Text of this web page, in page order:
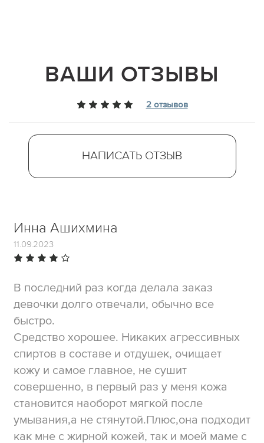
ВАШИ ОТЗЫВЫ
2 отзывов
НАПИСАТЬ ОТЗЫВ
Инна Ашихмина
11.09.2023
В последний раз когда делала заказ
девочки долго отвечали, обычно все
быстро.
Средство хорошее. Никаких агрессивных
спиртов в составе и отдушек, очищает
кожу и самое главное, не сушит
совершенно, в первый раз у меня кожа
становится наоборот мягкой после
умывания,а не стянутой.Плюс,она подходит
как мне с жирной кожей, так и моей маме с